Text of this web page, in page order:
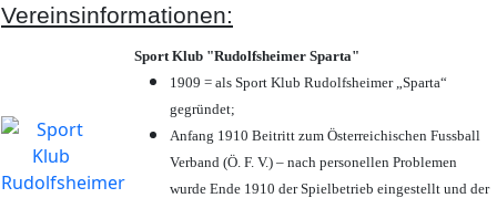
Vereinsinformationen:
Sport Klub "Rudolfsheimer Sparta"
1909 = als Sport Klub Rudolfsheimer „Sparta“
gegründet;
Anfang 1910 Beitritt zum Österreichischen Fussball
Verband (Ö. F. V.) – nach personellen Problemen
wurde Ende 1910 der Spielbetrieb eingestellt und der